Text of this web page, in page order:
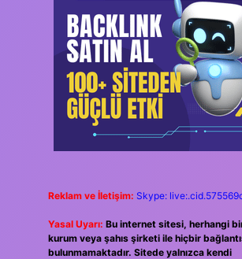
Reklam ve İletişim: Skype:
Yasal Uyarı: Bu internet sitesi, herhangi
kurum veya şahıs şirketi ile hiçbir
bulunmamaktadır. Sitede yalnızca kendi